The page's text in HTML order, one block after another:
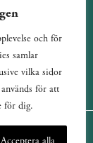
och för
samlar
vilka sidor
för att
för dig.
utgivning
genrer.